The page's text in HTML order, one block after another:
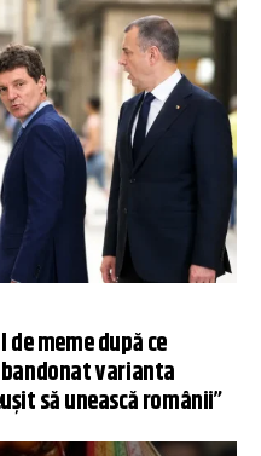
de meme după ce
varianta
să unească românii”